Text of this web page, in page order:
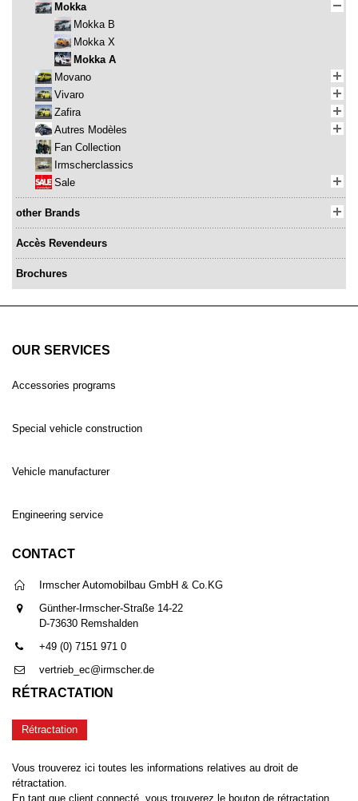
Mokka
Mokka B
Mokka X
Mokka A
Movano
Vivaro
Zafira
Autres Modèles
Fan Collection
Irmscherclassics
Sale
other Brands
Accès Revendeurs
Brochures
OUR SERVICES
Accessories programs
Special vehicle construction
Vehicle manufacturer
Engineering service
CONTACT
Irmscher Automobilbau GmbH & Co.KG
Günther-Irmscher-Straße 14-22
D-73630 Remshalden
+49 (0) 7151 971 0
vertrieb_ec@irmscher.de
RÉTRACTATION
Rétractation
Vous trouverez ici toutes les informations relatives au droit de
rétractation.
En tant que client connecté, vous trouverez le bouton de rétractation